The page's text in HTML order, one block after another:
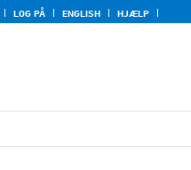
LOG PÅ ENGLISH HJÆLP